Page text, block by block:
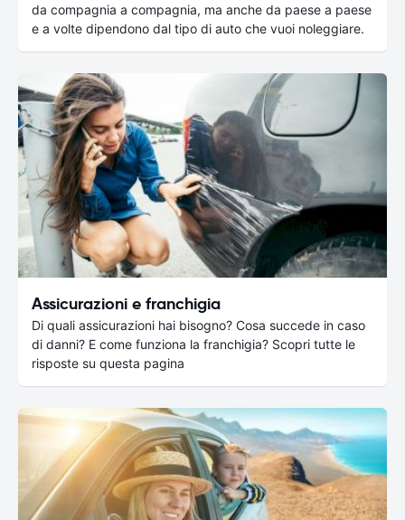
da compagnia a compagnia, ma anche da paese a paese
e a volte dipendono dal tipo di auto che vuoi noleggiare.
Assicurazioni e franchigia
Di quali assicurazioni hai bisogno? Cosa succede in caso
di danni? E come funziona la franchigia? Scopri tutte le
risposte su questa pagina